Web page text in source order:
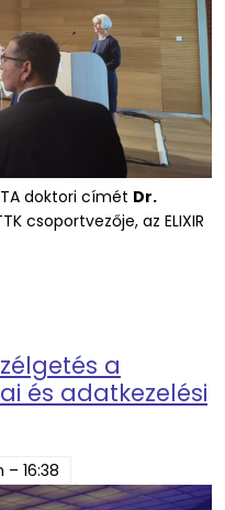
doktori címét Dr.
csoportvezője, az ELIXIR
a
és adatkezelési
– 16:38